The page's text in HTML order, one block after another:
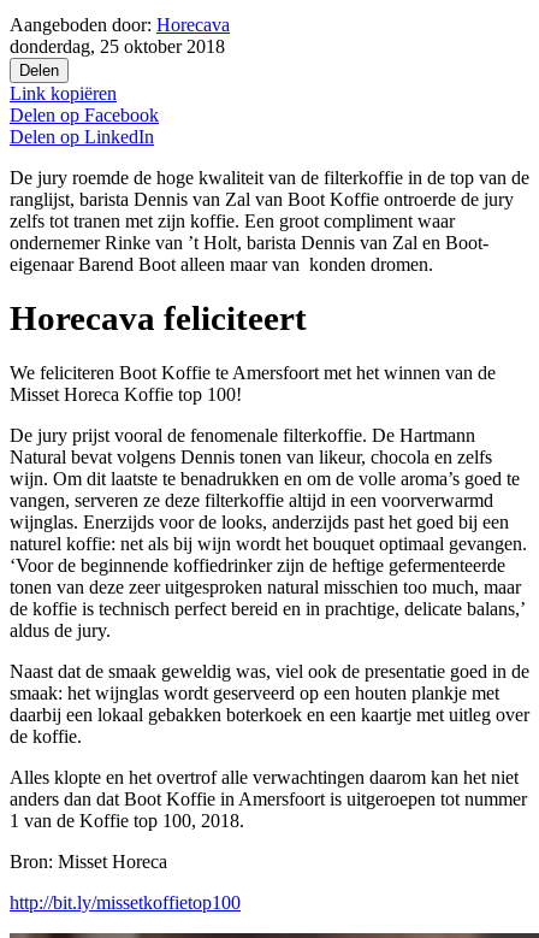
Aangeboden door: Horecava
donderdag, 25 oktober 2018
Delen
Link kopiëren
Delen op Facebook
Delen op LinkedIn
De jury roemde de hoge kwaliteit van de filterkoffie in de top van de
ranglijst, barista Dennis van Zal van Boot Koffie ontroerde de jury
zelfs tot tranen met zijn koffie. Een groot compliment waar
ondernemer Rinke van ’t Holt, barista Dennis van Zal en Boot-
eigenaar Barend Boot alleen maar van konden dromen.
Horecava feliciteert
We feliciteren Boot Koffie te Amersfoort met het winnen van de
Misset Horeca Koffie top 100!
De jury prijst vooral de fenomenale filterkoffie. De Hartmann
Natural bevat volgens Dennis tonen van likeur, chocola en zelfs
wijn. Om dit laatste te benadrukken en om de volle aroma’s goed te
vangen, serveren ze deze filterkoffie altijd in een voorverwarmd
wijnglas. Enerzijds voor de looks, anderzijds past het goed bij een
naturel koffie: net als bij wijn wordt het bouquet optimaal gevangen.
‘Voor de beginnende koffiedrinker zijn de heftige gefermenteerde
tonen van deze zeer uitgesproken natural misschien too much, maar
de koffie is technisch perfect bereid en in prachtige, delicate balans,’
aldus de jury.
Naast dat de smaak geweldig was, viel ook de presentatie goed in de
smaak: het wijnglas wordt geserveerd op een houten plankje met
daarbij een lokaal gebakken boterkoek en een kaartje met uitleg over
de koffie.
Alles klopte en het overtrof alle verwachtingen daarom kan het niet
anders dan dat Boot Koffie in Amersfoort is uitgeroepen tot nummer
1 van de Koffie top 100, 2018.
Bron: Misset Horeca
http://bit.ly/missetkoffietop100